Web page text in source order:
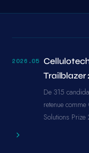
2026.05
Trailblazer
De 315
retenue
Solutions